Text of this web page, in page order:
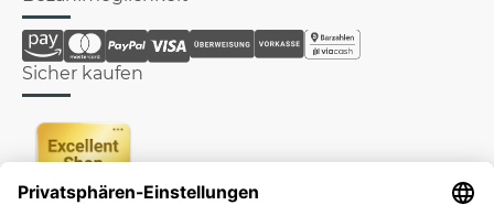
Sicher kaufen